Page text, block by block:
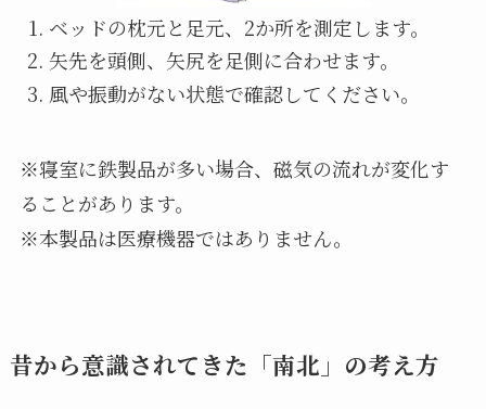
ベッドの枕元と足元、2か所を測定します。
矢先を頭側、矢尻を足側に合わせます。
風や振動がない状態で確認してください。
※寝室に鉄製品が多い場合、磁気の流れが変化す
ることがあります。
※本製品は医療機器ではありません。
昔から意識されてきた「南北」の考え方